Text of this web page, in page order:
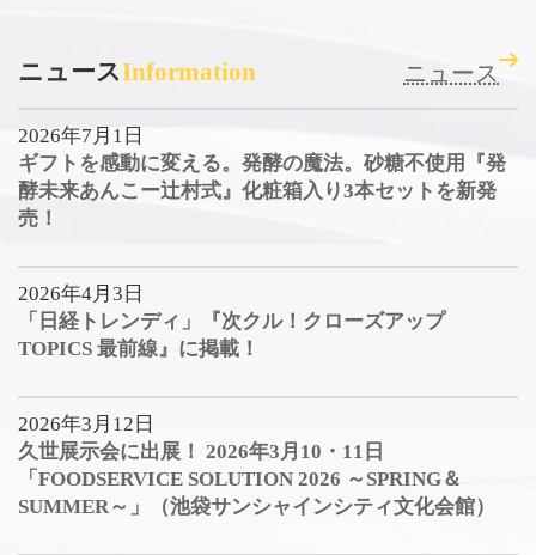
ニュースInformation ニュース
2026年7月1日
ギフトを感動に変える。発酵の魔法。砂糖不使用『発
酵未来あんこー辻村式』化粧箱入り3本セットを新発
売！
2026年4月3日
「日経トレンディ」『次クル！クローズアップ
TOPICS 最前線』に掲載！
2026年3月12日
久世展示会に出展！ 2026年3月10・11日
「FOODSERVICE SOLUTION 2026 ～SPRING＆
SUMMER～」（池袋サンシャインシティ文化会館）